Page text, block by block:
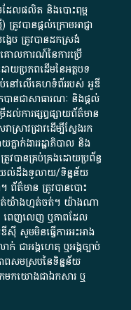
ដែល​ផលិត​ និង​បោះពុម្ព​
វ​បាន​ផ្តល់​ក្រោម​អាជ្ញា
េប​ ត្រូវ​បាន​ដកស្រង់​
លការណ៍​នៃ​ការ​ប្រើ
យ​ប្រភពដើម​នៃ​​អត្ថបទ
ប់​នៅ​លើ​គេហទំព័រ​របស់​ អូ​ឌី​
ានជា​សាធារណៈ​ និង​ផ្តល់​
ការ​ផ្សព្វផ្សាយ​ព័ត៌មាន​
រាវជ្រាវ​ដើម្បី​ស្វែងរក
ាក់ងារ​រដ្ឋាភិបាល​ និង
វ​បាន​គ្រប់គ្រង​ដោយ​ប្រព័ន្ធ​
យល់​ដឹង​ទូលាយ​/​ទិន្នន័យ​
ត៌មាន​ ត្រូវ​បាន​បោះ
ាត់​យ៉ាង​ហ្មត់ចត់​។​ យ៉ាងណា​
ពេញលេញ​ ឬ​ភាព​ដែល​
ស៊ី​ សូម​មិន​ធ្វើការ​អះអាង​
ក់​ ជា​អង្គហេតុ​ ឬ​អង្គច្បាប់​
ព​សម​ស្រប​នៃ​ទិន្នន័យ​
មក​យោង​ជា​ឯកសារ​ ឬ​